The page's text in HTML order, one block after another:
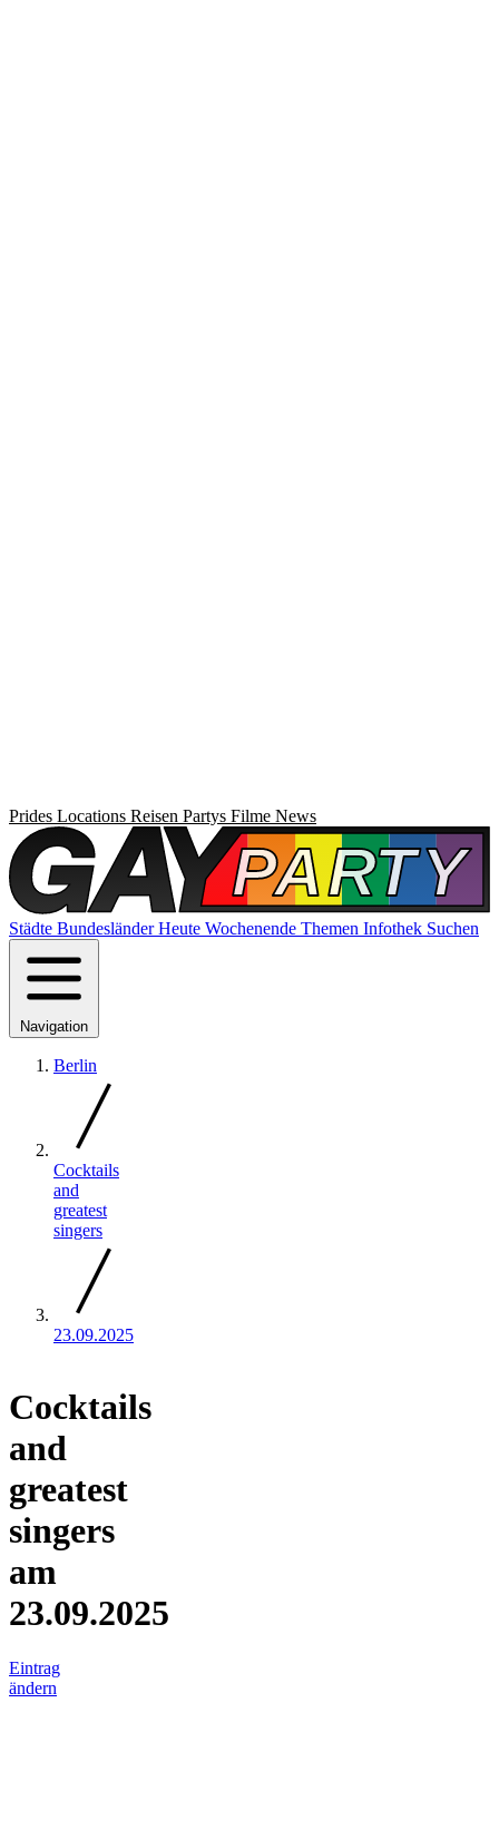
Prides Locations Reisen Partys Filme News
Städte BundesländerHeute Wochenende Themen Infothek Suchen
Navigation
Berlin
Cocktails
and
greatest
singers
23.09.2025
Cocktails
and
greatest
singers
am
23.09.2025
Eintrag
ändern